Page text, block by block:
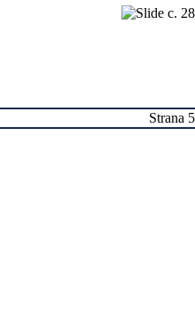
Strana 5